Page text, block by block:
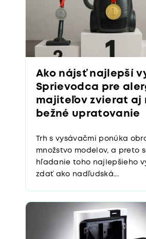
Ako nájsť najlepší
Sprievodca pre
majiteľov zvierat aj
bežné upratovanie
Trh s vysávačmi ponúka
množstvo modelov, a preto
hľadanie toho najlepšieho
zdať ako nadľudská...